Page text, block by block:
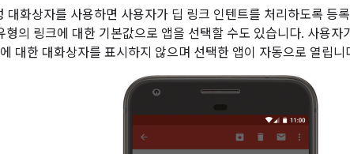
대화상자를 사용하면 사용자가 딥 링크 인텐트를 처리하도록 등
형의 링크에 대한 기본값으로 앱을 선택할 수도 있습니다. 사용자
대한 대화상자를 표시하지 않으며 선택한 앱이 자동으로 열립니